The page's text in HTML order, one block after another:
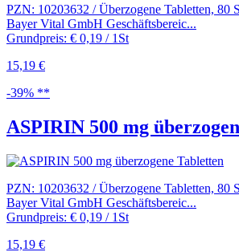
PZN: 10203632 / Überzogene Tabletten, 80
Bayer Vital GmbH Geschäftsbereic...
Grundpreis: € 0,19 / 1St
15,19 €
-39% **
ASPIRIN 500 mg
PZN: 10203632 / Überzogene Tabletten, 80
Bayer Vital GmbH Geschäftsbereic...
Grundpreis: € 0,19 / 1St
15,19 €